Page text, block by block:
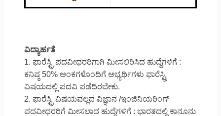
ವಿದ್ಯಾರ್ಹತೆ
1. ಫಾರೆಸ್ಟ್ರಿ ಪದವೀಧರರಿಗಾಗಿ ಮೀಸಲಿರಿಸಿದ ಹುದ್ದೆಗಳಿಗೆ :
ಕನಿಷ್ಠ 50% ಅಂಕಗಳೊಂದಿಗೆ ಅಭ್ಯರ್ಥಿಗಳು ಫಾರೆಸ್ಟ್ರಿ
ವಿಷಯದಲ್ಲಿ ಪದವಿ ಪಡೆದಿರಬೇಕು.
2. ಫಾರೆಸ್ಟ್ರಿ ವಿಷಯವಲ್ಲದ ವಿಜ್ಞಾನ /ಇಂಜಿನಿಯರಿಂಗ್
ಪದವೀಧರರಿಗೆ ಮೀಸಲಾದ ಹುದ್ದೆಗಳಿಗೆ : ಭಾರತದಲ್ಲಿ ಕಾನೂನು